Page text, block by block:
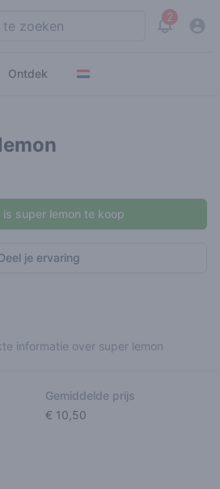
2
View
Ontdek
je ervaring
is super lemon te koop
informatie over super lemon
Gemiddelde prijs
€ 10,50